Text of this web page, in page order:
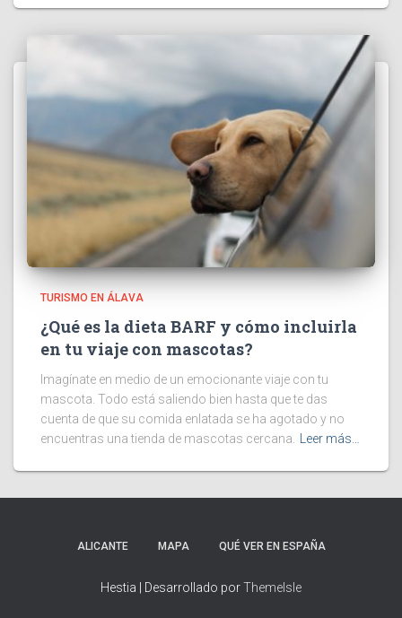
TURISMO EN ÁLAVA
¿Qué es la dieta BARF y cómo incluirla
en tu viaje con mascotas?
Imagínate en medio de un emocionante viaje con tu
mascota. Todo está saliendo bien hasta que te das
cuenta de que su comida enlatada se ha agotado y no
encuentras una tienda de mascotas cercana.
Leer más…
ALICANTE MAPA QUÉ VER EN ESPAÑA
Hestia | Desarrollado porThemeIsle